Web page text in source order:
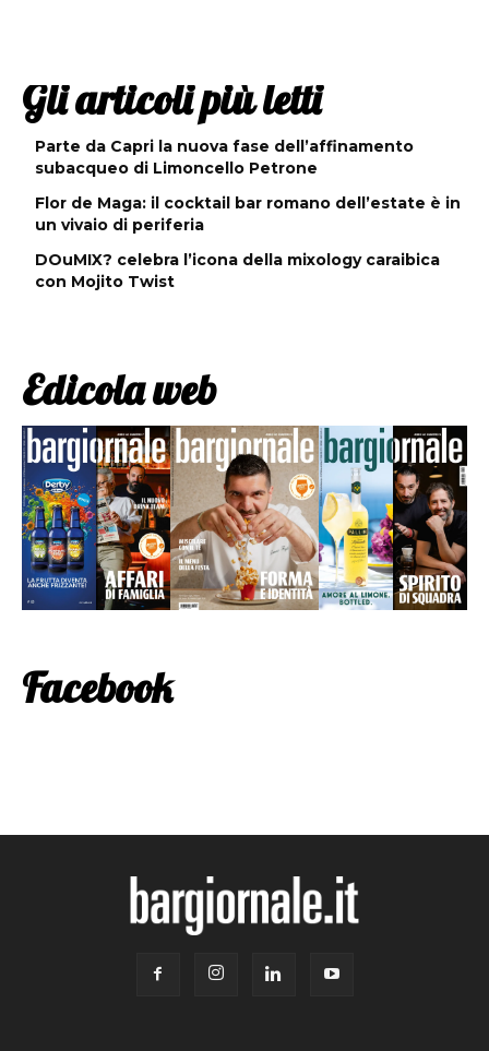
Gli articoli più letti
Parte da Capri la nuova fase dell’affinamento
subacqueo di Limoncello Petrone
Flor de Maga: il cocktail bar romano dell’estate è in
un vivaio di periferia
DOuMIX? celebra l’icona della mixology caraibica
con Mojito Twist
Edicola web
Facebook